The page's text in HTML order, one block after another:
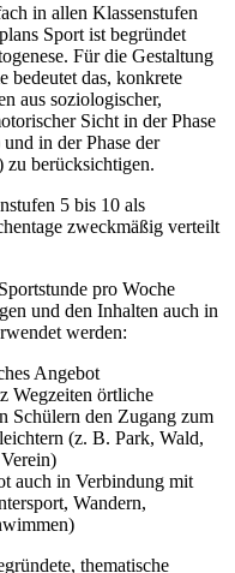
in allen Klassenstufen
Sport ist begründet
Für die Gestaltung
bedeutet das, konkrete
aus soziologischer,
Sicht in der Phase
in der Phase der
zu berücksichtigen.
5 bis 10 als
zweckmäßig verteilt
pro Woche
und den Inhalten auch in
werden:
Angebot
Wegzeiten örtliche
Schülern den Zugang zum
(z. B. Park, Wald,
auch in Verbindung mit
Wandern,
thematische